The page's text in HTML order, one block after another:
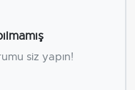
siz yapın!